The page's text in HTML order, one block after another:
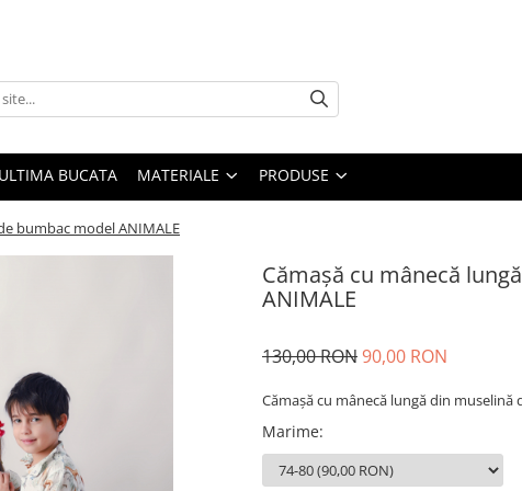
ULTIMA BUCATA MATERIALE PRODUSE
bumbac model ANIMALE
Cămașă cu mânecă
ANIMALE
130,00 RON90,00 RON
Cămașă cu mânecă lungă din
Marime: